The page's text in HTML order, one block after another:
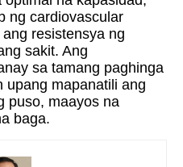
ng cardiovascular
resistensya ng
sakit. Ang
sa tamang paghinga
upang mapanatili ang
puso, maayos na
baga.